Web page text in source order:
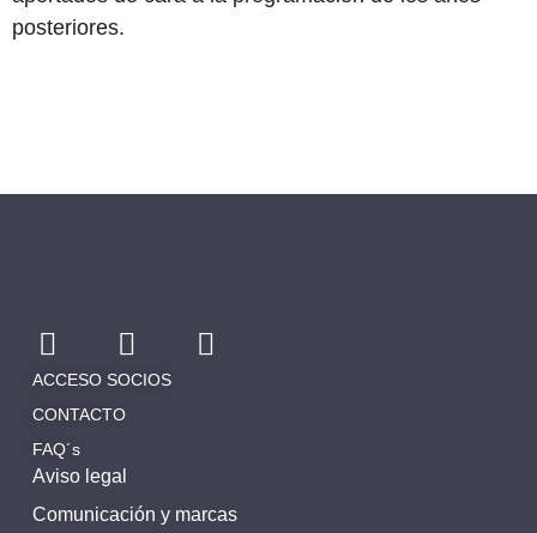
posteriores.
Aviso legal
Comunicación y marcas
ACCESO SOCIOS
CONTACTO
FAQ´s